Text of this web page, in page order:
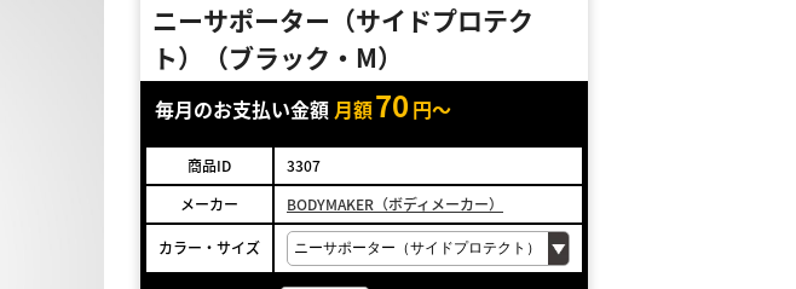
ニーサポーター（サイドプロテク
ト）（ブラック・M）
毎月のお支払い金額 月額70 円～
商品ID
3307
メーカー
BODYMAKER（ボディメーカー）
カラー・サイズ